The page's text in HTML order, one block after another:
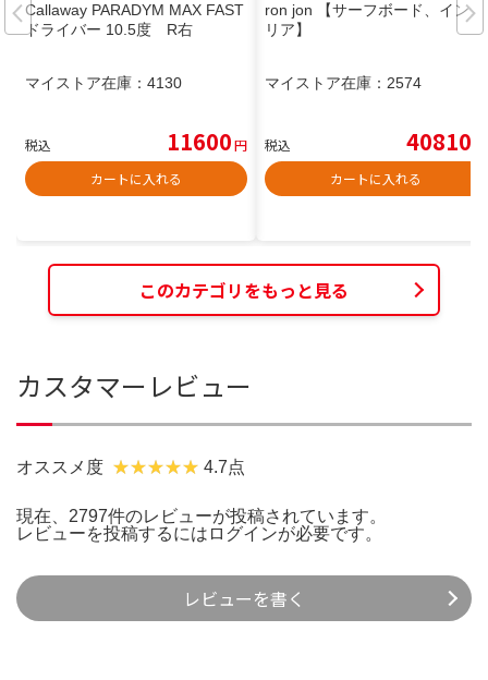
Callaway PARADYM MAX FAST
ドライバー 10.5度 R右
マイストア在庫： 4130
税込 11600円
カートに入れる
ron jon 【サーフボード、インテ
リア】
マイストア在庫： 2574
税込 40810
カートに入れる
このカテゴリをもっと見る
カスタマーレビュー
オススメ度 4.7点
現在、2797件のレビューが投稿されています。
レビューを投稿するには ログインが必要です。
レビューを書く